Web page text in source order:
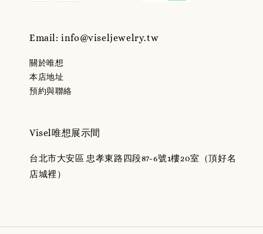
Email: info@viseljewelry.tw
關於唯想
本店地址
預約與聯絡
Visel唯想展示間
台北市大安區 忠孝東路四段87-6號1樓20室（頂好名
店城裡）